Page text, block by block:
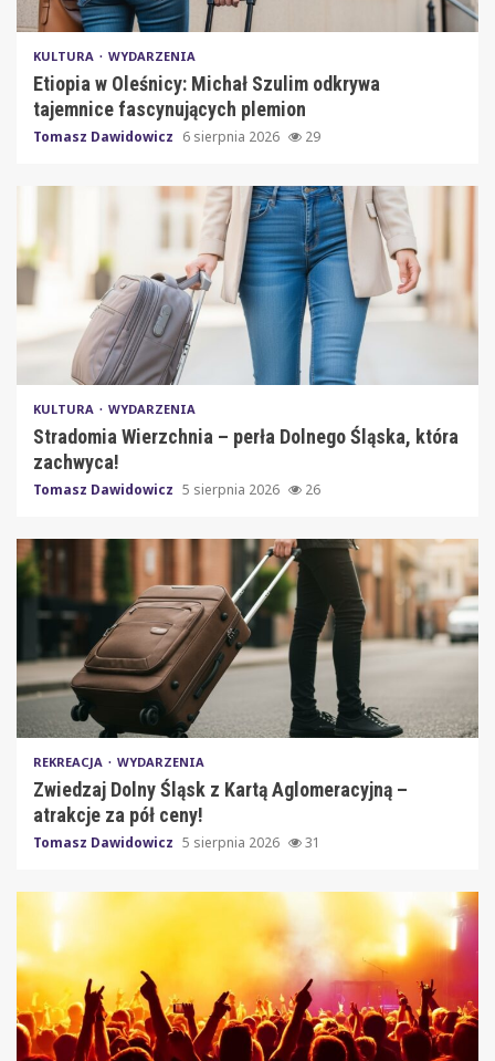
KULTURA WYDARZENIA
Etiopia w Oleśnicy: Michał Szulim odkrywa
tajemnice fascynujących plemion
Tomasz Dawidowicz 6 sierpnia 2026 29
KULTURA WYDARZENIA
Stradomia Wierzchnia – perła Dolnego Śląska, która
zachwyca!
Tomasz Dawidowicz 5 sierpnia 2026 26
REKREACJA WYDARZENIA
Zwiedzaj Dolny Śląsk z Kartą Aglomeracyjną –
atrakcje za pół ceny!
Tomasz Dawidowicz 5 sierpnia 2026 31